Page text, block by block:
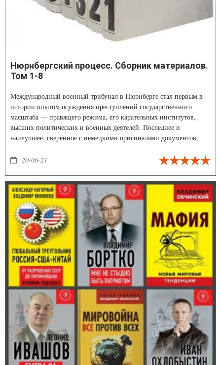
Нюрнбергский процесс. Сборник материалов.
Том 1-8
Международный военный трибунал в Нюрнберге стал первым в
истории опытом осуждения преступлений государственного
масштаба — правящего режима, его карательных институтов,
высших политических и военных деятелей. Последнее и
наилучшее, сверенное с немецкими оригиналами документов,
военными преступниками (20 ноября 1945 - 1 октября 1946).
20-06-21